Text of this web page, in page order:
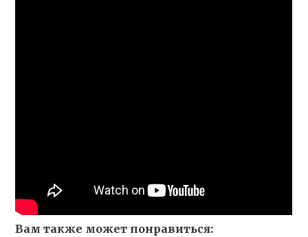
Вам также может понравиться: